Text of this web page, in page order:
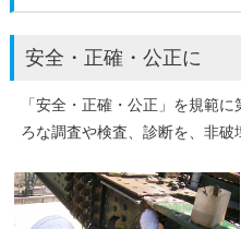
安全・正確・公正に
「安全・正確・公正」を規範
ろな調査や検査、診断を、非破